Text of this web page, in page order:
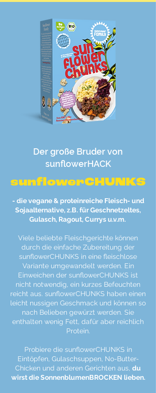
Der große Bruder von
sunflowerHACK
sunflowerCHUNKS
- die vegane & proteinreiche Fleisch- und
Sojaalternative, z.B. für Geschnetzeltes,
Gulasch, Ragout, Currys u.v.m.
Viele beliebte Fleischgerichte können
durch die einfache Zubereitung der
sunflowerCHUNKS in eine fleischlose
Variante umgewandelt werden. Ein
Einweichen der sunflowerCHUNKS ist
nicht notwendig, ein kurzes Befeuchten
reicht aus. sunflowerCHUNKS haben einen
leicht nussigen Geschmack und können so
nach Belieben gewürzt werden. Sie
enthalten wenig Fett, dafür aber reichlich
Protein.
Probiere die sunflowerCHUNKS in
Eintöpfen, Gulaschsuppen, No-Butter-
Chicken und anderen Gerichten aus, du
wirst die SonnenblumenBROCKEN lieben.